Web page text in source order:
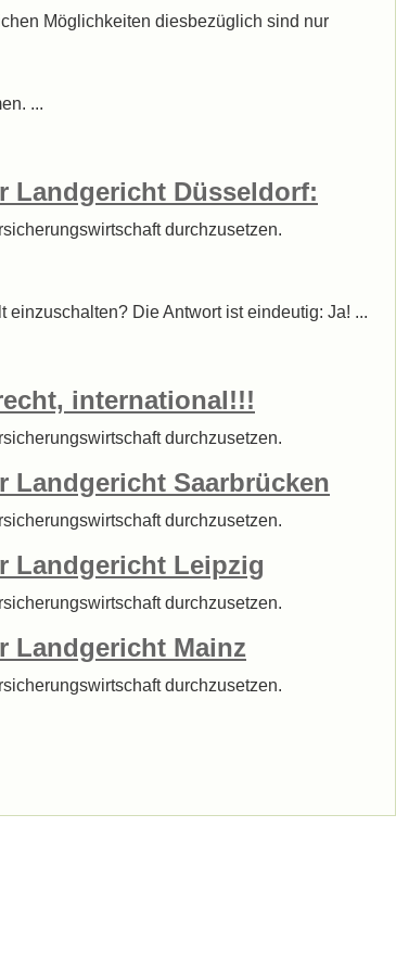
Möglichkeiten diesbezüglich sind nur
...
Landgericht Düsseldorf:
durchzusetzen.
Die Antwort ist eindeutig: Ja! ...
international!!!
durchzusetzen.
Landgericht Saarbrücken
durchzusetzen.
Landgericht Leipzig
durchzusetzen.
Landgericht Mainz
durchzusetzen.